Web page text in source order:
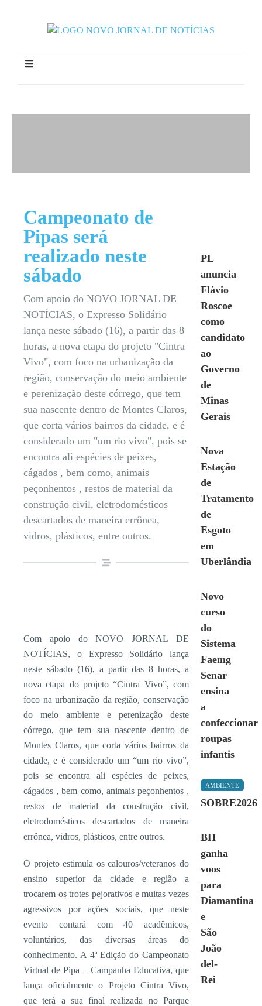
Campeonato de
Pipas será
realizado neste
sábado
Com apoio do NOVO JORNAL DE
NOTÍCIAS, o Expresso Solidário
lança neste sábado (16), a partir das 8
horas, a nova etapa do projeto "Cintra
Vivo", com foco na urbanização da
região, conservação do meio ambiente
e perenização deste córrego, que tem
sua nascente dentro de Montes Claros,
que corta vários bairros da cidade, e é
considerado um "um rio vivo", pois se
encontra ali espécies de peixes,
cágados , bem como, animais
peçonhentos , restos de material da
construção civil, eletrodomésticos
descartados de maneira errônea,
vidros, plásticos, entre outros.
Com apoio do NOVO JORNAL DE
NOTÍCIAS, o Expresso Solidário lança
neste sábado (16), a partir das 8 horas, a
nova etapa do projeto “Cintra Vivo”, com
foco na urbanização da região, conservação
do meio ambiente e perenização deste
córrego, que tem sua nascente dentro de
Montes Claros, que corta vários bairros da
cidade, e é considerado um “um rio vivo”,
pois se encontra ali espécies de peixes,
cágados , bem como, animais peçonhentos ,
restos de material da construção civil,
eletrodomésticos descartados de maneira
errônea, vidros, plásticos, entre outros.
O projeto estimula os calouros/veteranos do
ensino superior da cidade e região a
trocarem os trotes pejorativos e muitas vezes
agressivos por ações sociais, que neste
evento contará com 40 acadêmicos,
voluntários, das diversas áreas do
conhecimento. A 4ª Edição do Campeonato
Virtual de Pipa – Campanha Educativa, que
lança oficialmente o Projeto Cintra Vivo,
que terá a sua final realizada no Parque
PL
anuncia
Flávio
Roscoe
como
candidato
ao
Governo
de
Minas
Gerais
Nova
Estação
de
Tratamento
de
Esgoto
em
Uberlândia
Novo
curso
do
Sistema
Faemg
Senar
ensina
a
confeccionar
roupas
infantis
AMBIENTE
SOBRE2026
BH
ganha
voos
para
Diamantina
e
São
João
del-
Rei